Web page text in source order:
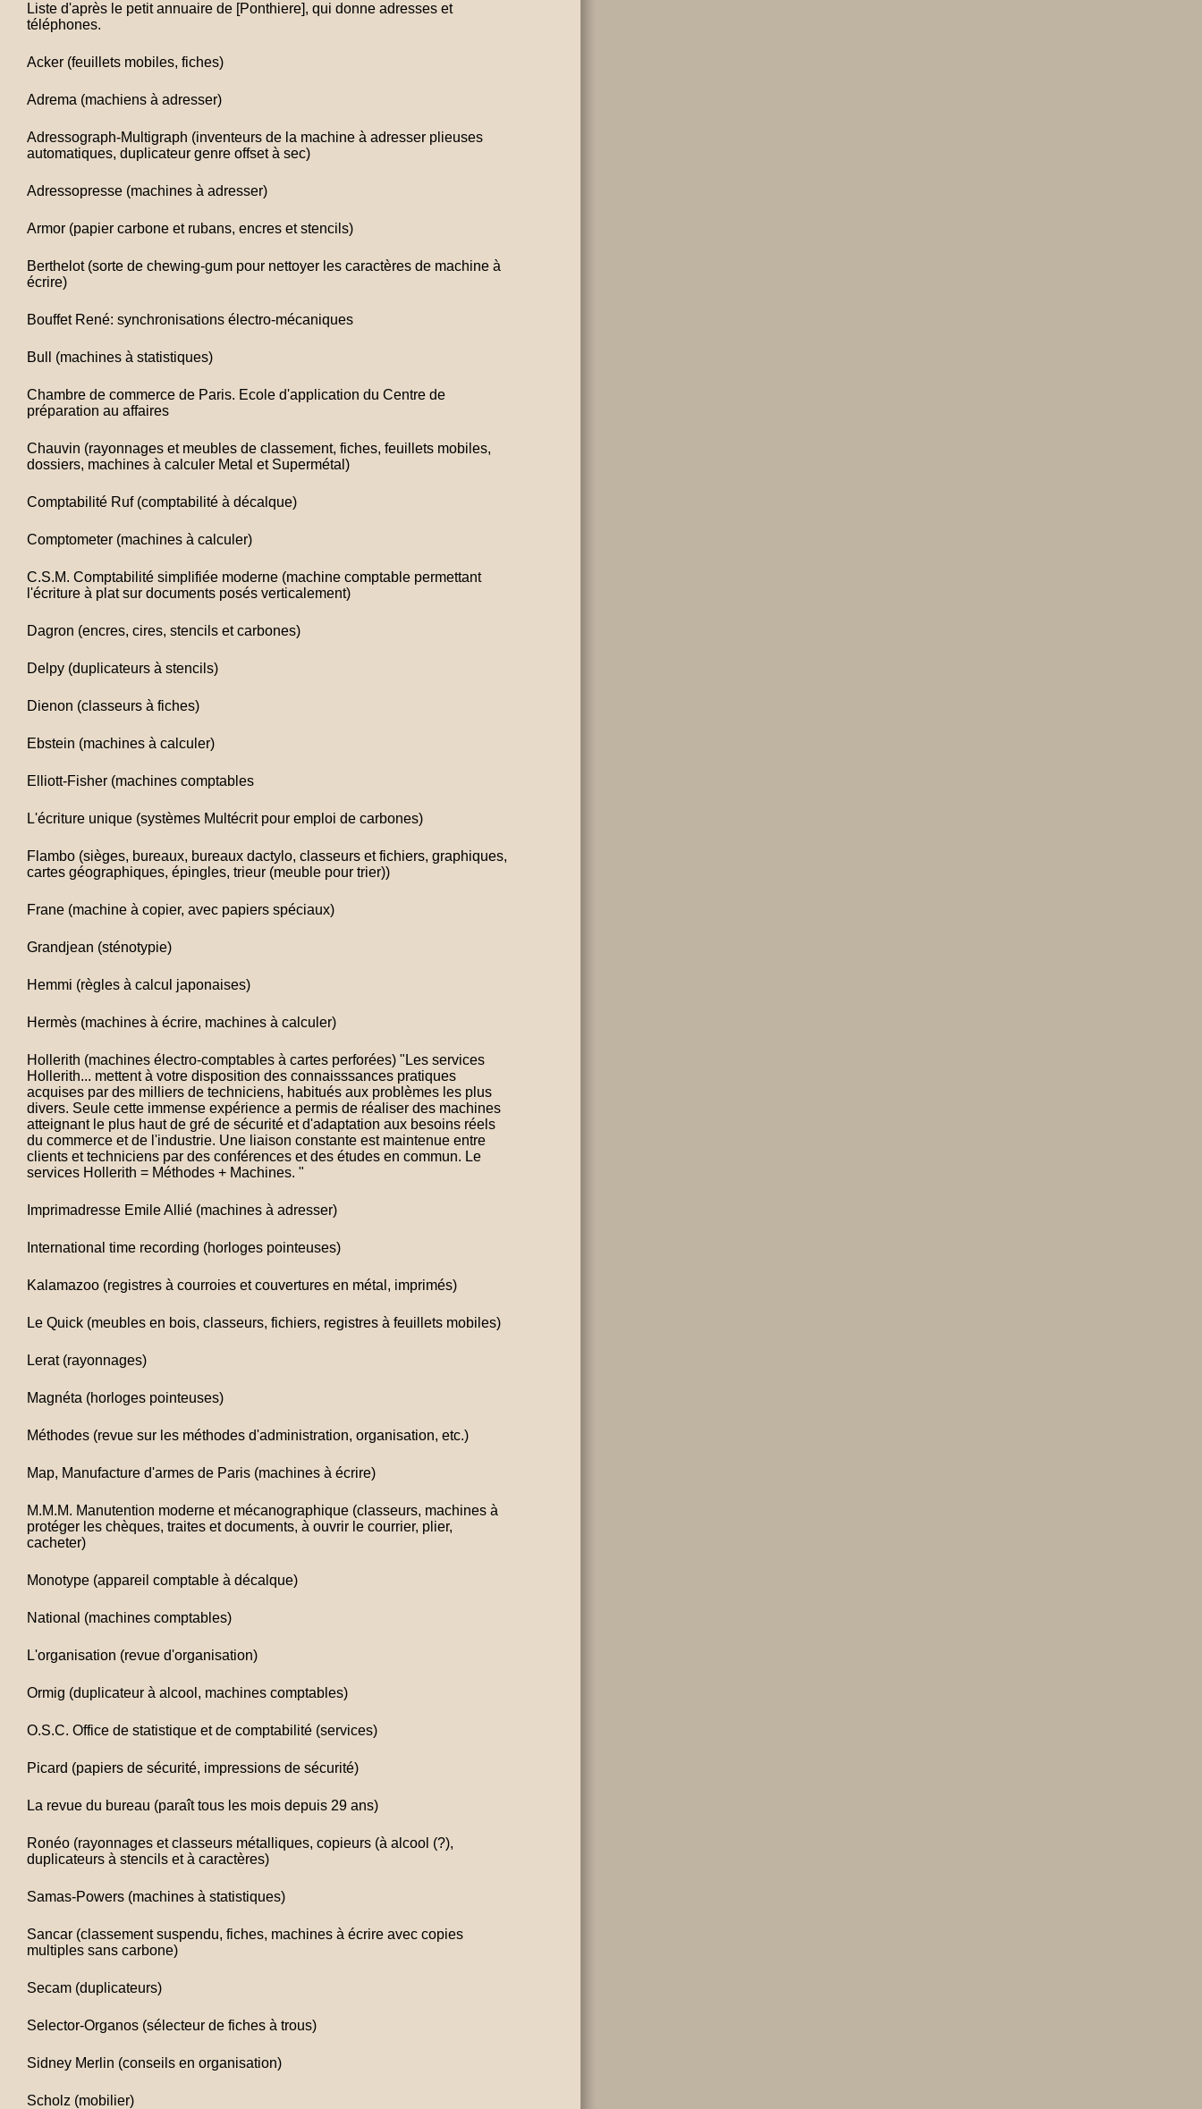
Liste d'après le petit annuaire de [Ponthiere], qui donne adresses et
téléphones.
Acker (feuillets mobiles, fiches)
Adrema (machiens à adresser)
Adressograph-Multigraph (inventeurs de la machine à adresser plieuses
automatiques, duplicateur genre offset à sec)
Adressopresse (machines à adresser)
Armor (papier carbone et rubans, encres et stencils)
Berthelot (sorte de chewing-gum pour nettoyer les caractères de machine à
écrire)
Bouffet René: synchronisations électro-mécaniques
Bull (machines à statistiques)
Chambre de commerce de Paris. Ecole d'application du Centre de
préparation au affaires
Chauvin (rayonnages et meubles de classement, fiches, feuillets mobiles,
dossiers, machines à calculer Metal et Supermétal)
Comptabilité Ruf (comptabilité à décalque)
Comptometer (machines à calculer)
C.S.M. Comptabilité simplifiée moderne (machine comptable permettant
l'écriture à plat sur documents posés verticalement)
Dagron (encres, cires, stencils et carbones)
Delpy (duplicateurs à stencils)
Dienon (classeurs à fiches)
Ebstein (machines à calculer)
Elliott-Fisher (machines comptables
L'écriture unique (systèmes Multécrit pour emploi de carbones)
Flambo (sièges, bureaux, bureaux dactylo, classeurs et fichiers, graphiques,
cartes géographiques, épingles, trieur (meuble pour trier))
Frane (machine à copier, avec papiers spéciaux)
Grandjean (sténotypie)
Hemmi (règles à calcul japonaises)
Hermès (machines à écrire, machines à calculer)
Hollerith (machines électro-comptables à cartes perforées) "Les services
Hollerith... mettent à votre disposition des connaisssances pratiques
acquises par des milliers de techniciens, habitués aux problèmes les plus
divers. Seule cette immense expérience a permis de réaliser des machines
atteignant le plus haut de gré de sécurité et d'adaptation aux besoins réels
du commerce et de l'industrie. Une liaison constante est maintenue entre
clients et techniciens par des conférences et des études en commun. Le
services Hollerith = Méthodes + Machines. "
Imprimadresse Emile Allié (machines à adresser)
International time recording (horloges pointeuses)
Kalamazoo (registres à courroies et couvertures en métal, imprimés)
Le Quick (meubles en bois, classeurs, fichiers, registres à feuillets mobiles)
Lerat (rayonnages)
Magnéta (horloges pointeuses)
Méthodes (revue sur les méthodes d'administration, organisation, etc.)
Map, Manufacture d'armes de Paris (machines à écrire)
M.M.M. Manutention moderne et mécanographique (classeurs, machines à
protéger les chèques, traites et documents, à ouvrir le courrier, plier,
cacheter)
Monotype (appareil comptable à décalque)
National (machines comptables)
L'organisation (revue d'organisation)
Ormig (duplicateur à alcool, machines comptables)
O.S.C. Office de statistique et de comptabilité (services)
Picard (papiers de sécurité, impressions de sécurité)
La revue du bureau (paraît tous les mois depuis 29 ans)
Ronéo (rayonnages et classeurs métalliques, copieurs (à alcool (?),
duplicateurs à stencils et à caractères)
Samas-Powers (machines à statistiques)
Sancar (classement suspendu, fiches, machines à écrire avec copies
multiples sans carbone)
Secam (duplicateurs)
Selector-Organos (sélecteur de fiches à trous)
Sidney Merlin (conseils en organisation)
Scholz (mobilier)